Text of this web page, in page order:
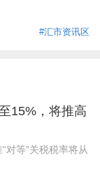
#汇市资讯区
15%，将推高
等”关税税率将从